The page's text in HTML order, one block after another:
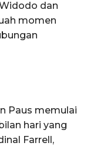
dan
momen
Paus memulai
hari yang
Farrell,